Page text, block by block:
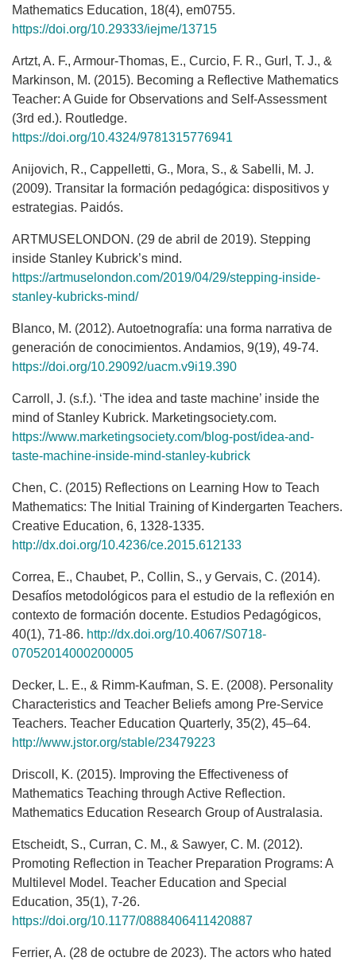
Mathematics Education, 18(4), em0755.
https://doi.org/10.29333/iejme/13715
Artzt, A. F., Armour-Thomas, E., Curcio, F. R., Gurl, T. J., &
Markinson, M. (2015). Becoming a Reflective Mathematics
Teacher: A Guide for Observations and Self-Assessment
(3rd ed.). Routledge.
https://doi.org/10.4324/9781315776941
Anijovich, R., Cappelletti, G., Mora, S., & Sabelli, M. J.
(2009). Transitar la formación pedagógica: dispositivos y
estrategias. Paidós.
ARTMUSELONDON. (29 de abril de 2019). Stepping
inside Stanley Kubrick’s mind.
https://artmuselondon.com/2019/04/29/stepping-inside-
stanley-kubricks-mind/
Blanco, M. (2012). Autoetnografía: una forma narrativa de
generación de conocimientos. Andamios, 9(19), 49-74.
https://doi.org/10.29092/uacm.v9i19.390
Carroll, J. (s.f.). ‘The idea and taste machine’ inside the
mind of Stanley Kubrick. Marketingsociety.com.
https://www.marketingsociety.com/blog-post/idea-and-
taste-machine-inside-mind-stanley-kubrick
Chen, C. (2015) Reflections on Learning How to Teach
Mathematics: The Initial Training of Kindergarten Teachers.
Creative Education, 6, 1328-1335.
http://dx.doi.org/10.4236/ce.2015.612133
Correa, E., Chaubet, P., Collin, S., y Gervais, C. (2014).
Desafíos metodológicos para el estudio de la reflexión en
contexto de formación docente. Estudios Pedagógicos,
40(1), 71-86. http://dx.doi.org/10.4067/S0718-
07052014000200005
Decker, L. E., & Rimm-Kaufman, S. E. (2008). Personality
Characteristics and Teacher Beliefs among Pre-Service
Teachers. Teacher Education Quarterly, 35(2), 45–64.
http://www.jstor.org/stable/23479223
Driscoll, K. (2015). Improving the Effectiveness of
Mathematics Teaching through Active Reflection.
Mathematics Education Research Group of Australasia.
Etscheidt, S., Curran, C. M., & Sawyer, C. M. (2012).
Promoting Reflection in Teacher Preparation Programs: A
Multilevel Model. Teacher Education and Special
Education, 35(1), 7-26.
https://doi.org/10.1177/0888406411420887
Ferrier, A. (28 de octubre de 2023). The actors who hated